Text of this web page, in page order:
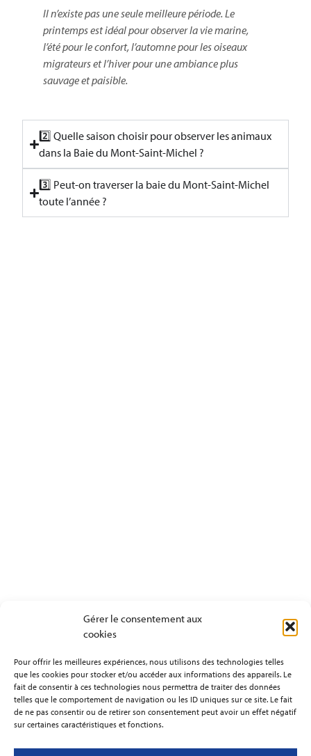
Gérer le consentement aux
cookies
Pour offrir les meilleures expériences, nous utilisons des technologies telles
que les cookies pour stocker et/ou accéder aux informations des appareils. Le
fait de consentir à ces technologies nous permettra de traiter des données
telles que le comportement de navigation ou les ID uniques sur ce site. Le fait
de ne pas consentir ou de retirer son consentement peut avoir un effet négatif
sur certaines caractéristiques et fonctions.
Il n’existe pas une seule meilleure période. Le
printemps est idéal pour observer la vie marine,
l’été pour le confort, l’automne pour les oiseaux
migrateurs et l’hiver pour une ambiance plus
sauvage et paisible.
2️⃣ Quelle saison choisir pour observer les animaux
dans la Baie du Mont-Saint-Michel ?
3️⃣ Peut-on traverser la baie du Mont-Saint-Michel
toute l’année ?